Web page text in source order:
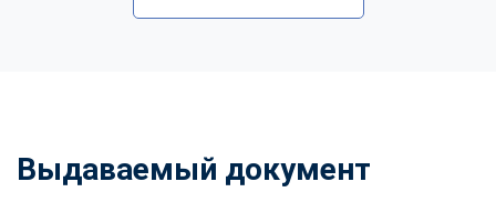
Выдаваемый документ